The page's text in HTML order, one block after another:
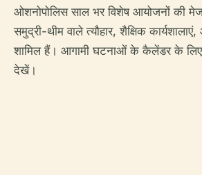
ओशनोपोलिस साल भर विशेष आयोजनों की
समुद्री-थीम वाले त्यौहार, शैक्षिक कार्यशालाएं,
शामिल हैं। आगामी घटनाओं के कैलेंडर के
देखें।